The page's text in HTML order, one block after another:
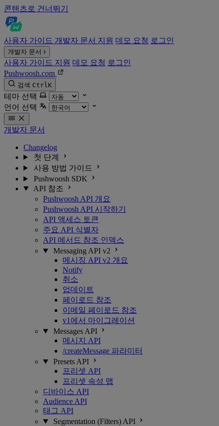
콘텐츠로 건너뛰기
사용자 가이드 개발자 문서 지원 데모 요청 로그인
개발자 문서
사용자 가이드 지원 데모 요청 로그인
Pushwoosh.com
검색 CtrlK
테마 선택
언어 선택
개발자 문서
Changelog
첫 단계
사용 방법 가이드
Pushwoosh SDK
API 참조
Pushwoosh API 개요
Pushwoosh API 시작하기
API 액세스 토큰
주요 API 식별자
API 메서드 참조 인덱스
Messaging API v2
메시징 API v2 개요
Notify
취소
업데이트
페이로드 참조
이메일 페이로드 참조
v1에서 마이그레이션
Messages API
메시지 API
/createMessage 파라미터
Presets API
프리셋 API
프리셋 속성 맵
디바이스 API
Audience API
태그 API
Segmentation (Filters) API